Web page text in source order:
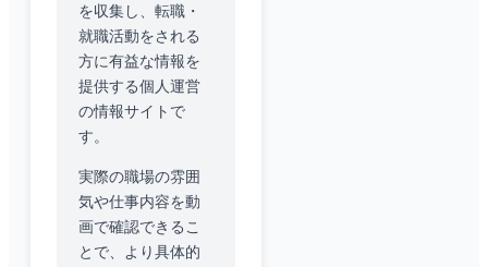
を収集し、転職・
就職活動をされる
方に有益な情報を
提供する個人運営
の情報サイトで
す。
実際の職場の雰囲
気や仕事内容を動
画で確認できるこ
とで、より具体的